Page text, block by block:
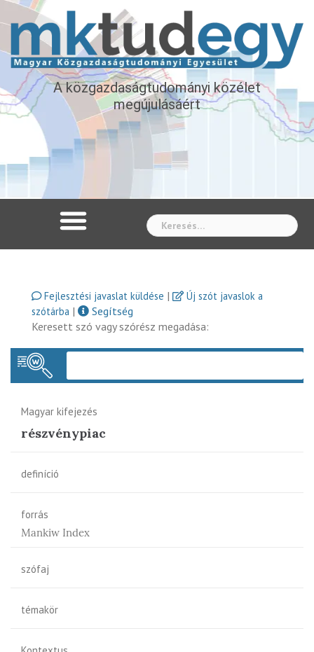
A közgazdaságtudományi közélet
megújulásáért
Fejlesztési javaslat küldése |
Új szót javaslok a
szótárba |
Segítség
Keresett szó vagy szórész megadása:
Magyar kifejezés
részvénypiac
definíció
forrás
Mankiw Index
szófaj
témakör